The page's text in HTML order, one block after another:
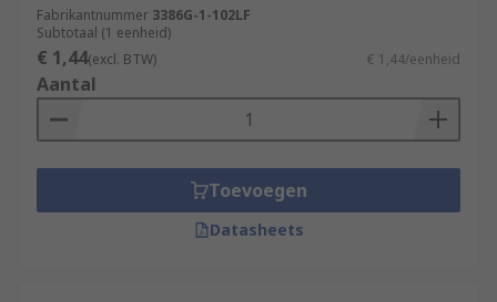
Fabrikantnummer 3386G-1-102LF
Subtotaal (1 eenheid)
€ 1,44(excl. BTW) € 1,44/eenheid
Aantal
Toevoegen
Datasheets